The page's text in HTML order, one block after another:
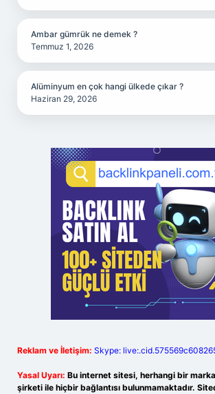
Ambar gümrük ne demek ?
Temmuz 1, 2026
Alüminyum en çok hangi ülkede çıkar ?
Haziran 29, 2026
Reklam ve İletişim: Skype:
Yasal Uyarı: Bu internet sitesi, herhangi bir
şirketi ile hiçbir bağlantısı bulunmamaktadır.